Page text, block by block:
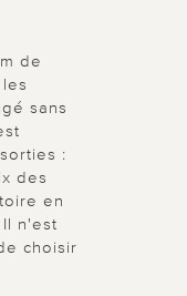
de
sans
:
des
en
n'est
choisir